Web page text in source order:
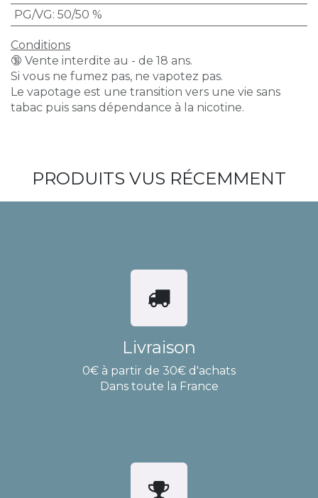
PG/VG: 50/50 %
Conditions
🔞 Vente interdite au - de 18 ans.
Si vous ne fumez pas, ne vapotez pas.
Le vapotage est une transition vers une vie sans
tabac puis sans dépendance à la nicotine.
PRODUITS VUS RÉCEMMENT
Livraison
0€ à partir de 30€ d'achats
Dans toute la France